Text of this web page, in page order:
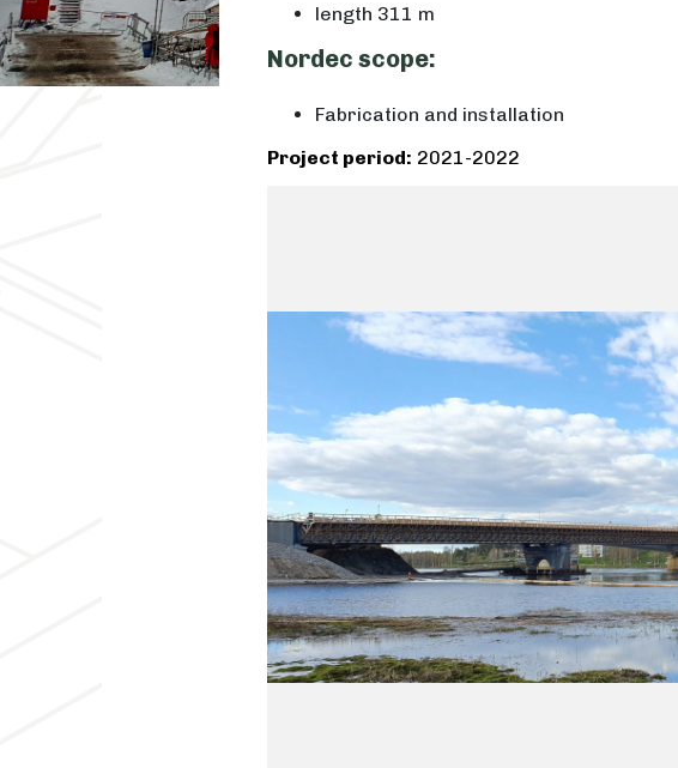
length 311 m
Nordec scope:
Fabrication and installation
Project period: 2021-2022